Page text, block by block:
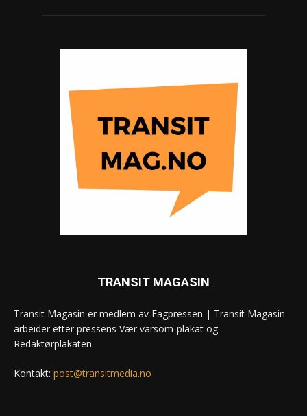
TRANSIT MAGASIN
Transit Magasin er medlem av Fagpressen | Transit Magasin
arbeider etter pressens Vær varsom-plakat og
Redaktørplakaten
Kontakt: post@transitmedia.no